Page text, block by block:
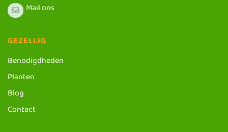
Mail ons
GEZELLIG
Benodigdheden
Planten
Blog
Contact